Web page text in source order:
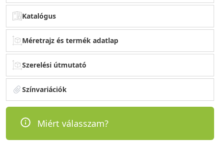
Katalógus
Méretrajz és termék adatlap
Szerelési útmutató
Színvariációk
Miért válasszam?